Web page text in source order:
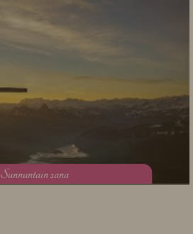
Sunnuntain sana